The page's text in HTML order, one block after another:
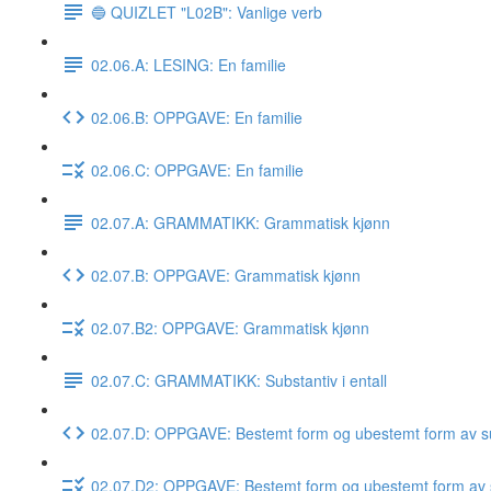
🔵 QUIZLET "L02B": Vanlige verb
02.06.A: LESING: En familie
02.06.B: OPPGAVE: En familie
02.06.C: OPPGAVE: En familie
02.07.A: GRAMMATIKK: Grammatisk kjønn
02.07.B: OPPGAVE: Grammatisk kjønn
02.07.B2: OPPGAVE: Grammatisk kjønn
02.07.C: GRAMMATIKK: Substantiv i entall
02.07.D: OPPGAVE: Bestemt form og ubestemt form av
02.07.D2: OPPGAVE: Bestemt form og ubestemt form av